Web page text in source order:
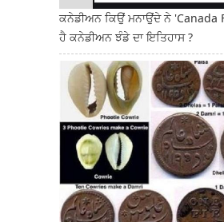
ਕਨੇਡੀਅਨ ਕਿਉਂ ਮਨਾਉਂਦੇ ਨੇ 'Canada
ਹੈ ਕਨੇਡੀਅਨ ਝੰਡੇ ਦਾ ਇਤਿਹਾਸ ?